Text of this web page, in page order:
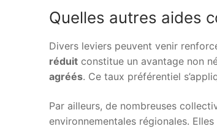
Quelles autres aides
Divers leviers peuvent venir
réduit constitue un avantage non
agréés. Ce taux préférentiel
Par ailleurs, de nombreuses
environnementales régionales.